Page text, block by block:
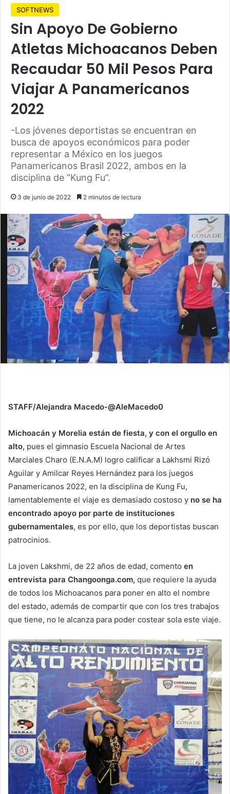
SOFTNEWS
Sin Apoyo De Gobierno
Atletas Michoacanos Deben
Recaudar 50 Mil Pesos Para
Viajar A Panamericanos
2022
-Los jóvenes deportistas se encuentran en
busca de apoyos económicos para poder
representar a México en los juegos
Panamericanos Brasil 2022, ambos en la
disciplina de “Kung Fu”.
3 de junio de 2022 2 minutos de lectura
STAFF/Alejandra Macedo-@AleMacedo0
Michoacán y Morelia están de fiesta, y con el orgullo en
alto, pues el gimnasio Escuela Nacional de Artes
Marciales Charo (E.N.A.M) logro calificar a Lakhsmi Rizó
Aguilar y Amilcar Reyes Hernández para los juegos
Panamericanos 2022, en la disciplina de Kung Fu,
lamentablemente el viaje es demasiado costoso y no se ha
encontrado apoyo por parte de instituciones
gubernamentales, es por ello, que los deportistas buscan
patrocinios.
La joven Lakshmi, de 22 años de edad, comento en
entrevista para Changoonga.com, que requiere la ayuda
de todos los Michoacanos para poner en alto el nombre
del estado, además de compartir que con los tres trabajos
que tiene, no le alcanza para poder costear sola este viaje.